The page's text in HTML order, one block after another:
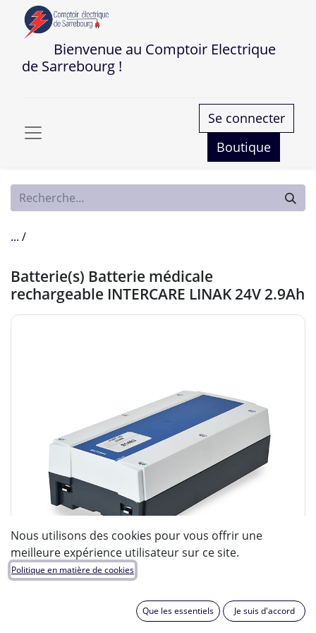
Bienvenue au Comptoir Electrique
de Sarrebourg !
Se connecter
Boutique
... /
Batterie(s) Batterie médicale
rechargeable INTERCARE LINAK 24V 2.9Ah
Nous utilisons des cookies pour vous offrir une
meilleure expérience utilisateur sur ce site.
Politique en matière de cookies
Que les essentiels Je suis d'accord